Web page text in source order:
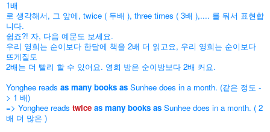
1배
로 생각해서, 그 앞에, twice ( 두배 ), three times ( 3배 ),.... 를 둬서 표현합
니다.
쉽죠?! 자, 다음 예문도 보세요.
우리 영희는 순이보다 한달에 책을 2배 더 읽고요, 우리 영희는 순이보다
뜨게질도
2배는 더 빨리 할 수 있어요. 영희 방은 순이방보다 2배 커요.
Yonghee reads as many books as Sunhee does in a month. (같은 정도 -
> 1 배)
=> Yonghee reads twice as many books as Sunhee does in a month. ( 2
배 더 많은 )